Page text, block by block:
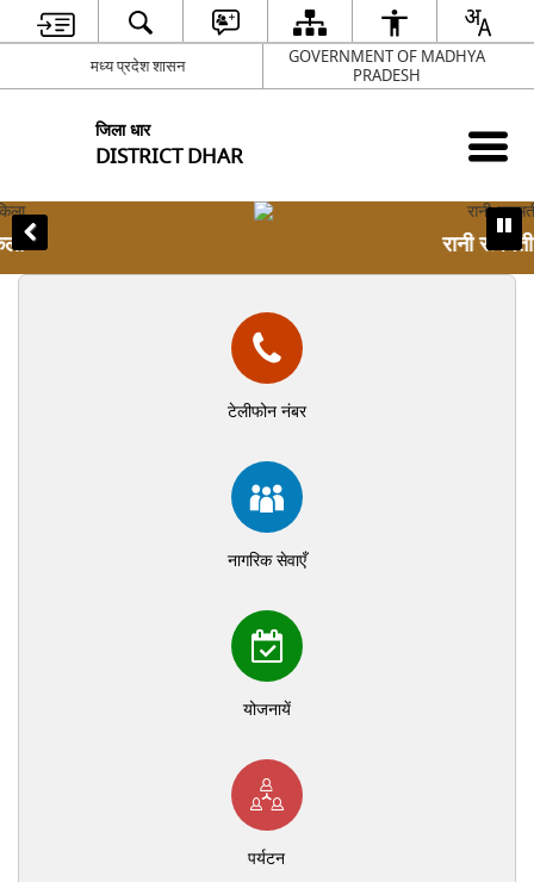
मध्य प्रदेश शासन
GOVERNMENT OF MADHYA
PRADESH
जिला धार
DISTRICT DHAR
टेलीफोन नंबर
नागरिक सेवाएँ
योजनायें
पर्यटन